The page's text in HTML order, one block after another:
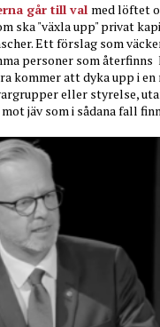
går till val med löftet
ska "växla upp" privat
Ett förslag som
personer som återfinns
kommer att dyka upp i en
eller styrelse,
jäv som i sådana fall